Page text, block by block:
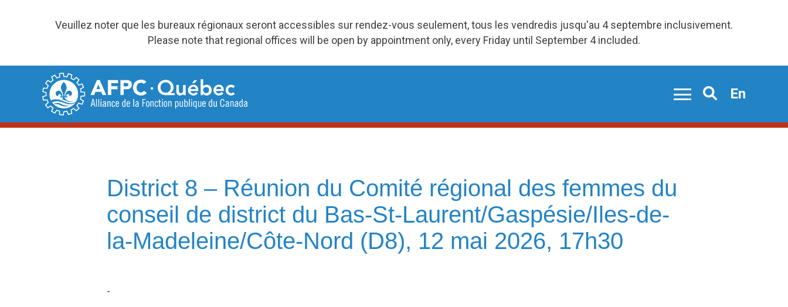
Veuillez noter que les bureaux régionaux seront accessibles sur rendez-vous seulement, tous les vendredis jusqu'au 4 septembre inclusivement.
Please note that regional offices will be open by appointment only, every Friday until September 4 included.
Search
En
District 8 – Réunion du Comité régional des femmes du
conseil de district du Bas-St-Laurent/Gaspésie/Iles-de-
la-Madeleine/Côte-Nord (D8), 12 mai 2026, 17h30
-